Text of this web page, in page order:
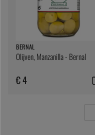
BERNAL
Olijven, Manzanilla - Bernal
€ 4